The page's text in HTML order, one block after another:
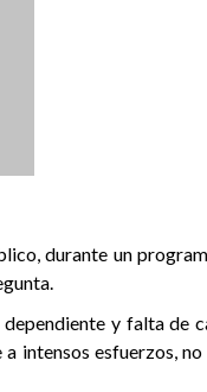
durante un
y falta de
intensos esfuerzos,